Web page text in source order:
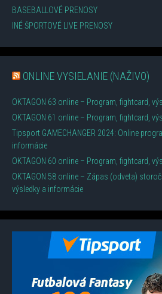
BASEBALLOVÉ PRENOSY
INÉ ŠPORTOVÉ LIVE PRENOSY
ONLINE VYSIELANIE (NAŽIVO)
OKTAGON 63 online – Program, fightcard,
OKTAGON 61 online – Program, fightcard,
Tipsport GAMECHANGER 2024: Online
informácie
OKTAGON 60 online – Program, fightcard,
OKTAGON 58 online – Zápas (odveta)
výsledky a informácie